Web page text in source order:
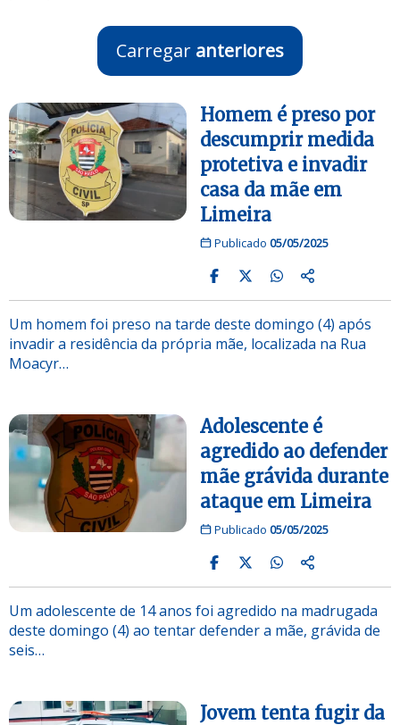
Carregar anteriores
Homem é preso por
descumprir medida
protetiva e invadir
casa da mãe em
Limeira
Publicado 05/05/2025
Um homem foi preso na tarde deste domingo (4) após
invadir a residência da própria mãe, localizada na Rua
Moacyr…
Adolescente é
agredido ao defender
mãe grávida durante
ataque em Limeira
Publicado 05/05/2025
Um adolescente de 14 anos foi agredido na madrugada
deste domingo (4) ao tentar defender a mãe, grávida de
seis…
Jovem tenta fugir da